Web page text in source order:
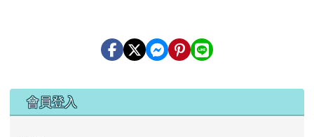
右邊區域內容
會員登入